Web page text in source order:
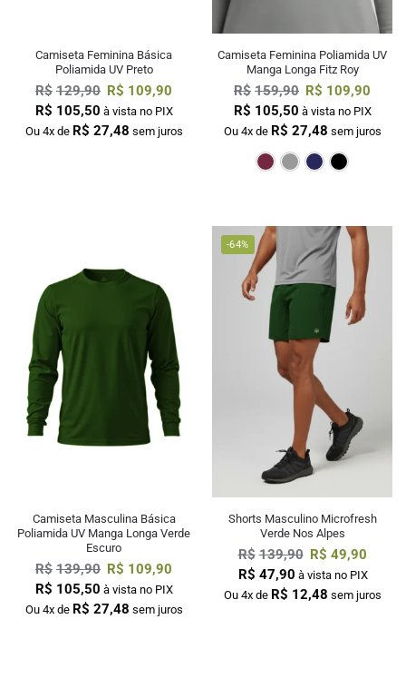
Camiseta Feminina Básica
Poliamida UV Preto
R$ 129,90 R$ 109,90
R$ 105,50 à vista no PIX
Ou 4x de R$ 27,48 sem juros
Camiseta Feminina Poliamida UV
Manga Longa Fitz Roy
R$ 159,90 R$ 109,90
R$ 105,50 à vista no PIX
Ou 4x de R$ 27,48 sem juros
Bordô
Camiseta Masculina Básica
Poliamida UV Manga Longa Verde
Escuro
R$ 139,90 R$ 109,90
R$ 105,50 à vista no PIX
Ou 4x de R$ 27,48 sem juros
-64%
Shorts Masculino Microfresh
Verde Nos Alpes
R$ 139,90 R$ 49,90
R$ 47,90 à vista no PIX
Ou 4x de R$ 12,48 sem juros